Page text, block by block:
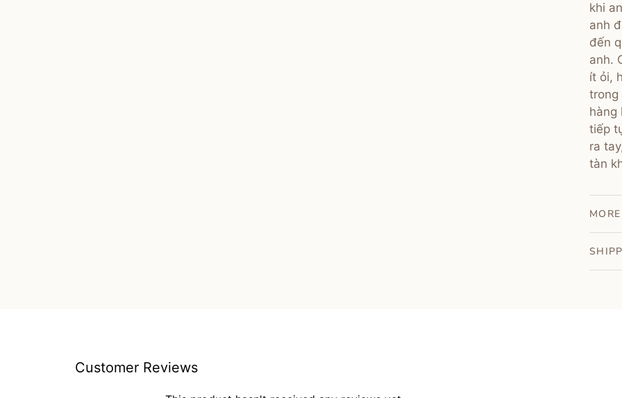
khi
anh
đến
anh.
ít ỏi,
trong
hàng
tiếp
ra
tàn
Customer Reviews